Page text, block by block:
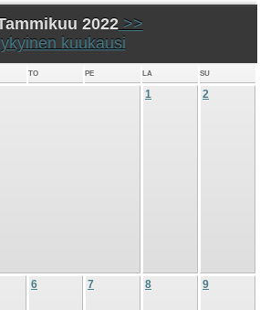
2022>>
kuukausi
TO PE LA SU
1 2
6 7 8 9